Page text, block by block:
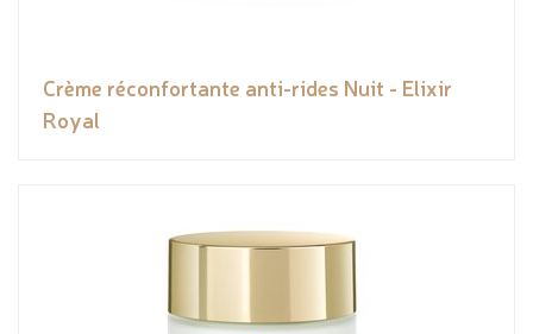
Crème réconfortante anti-rides Nuit - Elixir
Royal